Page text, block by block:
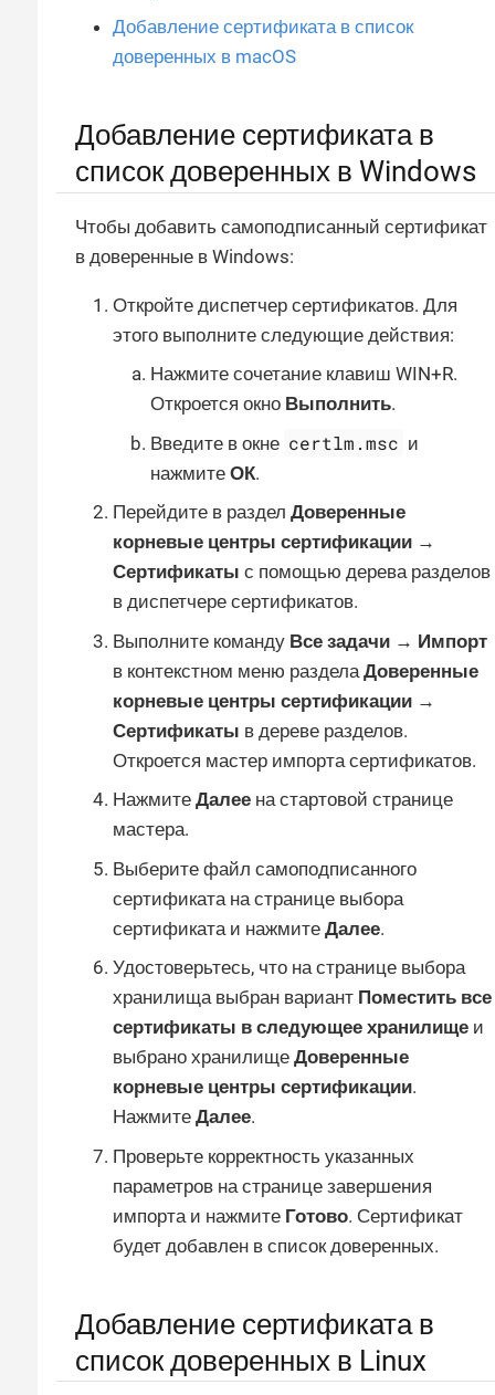
Добавление сертификата в список
доверенных в macOS
Добавление сертификата в
список доверенных в Windows
Чтобы добавить самоподписанный сертификат
в доверенные в Windows:
Откройте диспетчер сертификатов. Для
этого выполните следующие действия:
Нажмите сочетание клавиш WIN+R.
Откроется окно Выполнить.
Введите в окне certlm.msc и
нажмите ОК.
Перейдите в раздел Доверенные
корневые центры сертификации →
Сертификаты с помощью дерева разделов
в диспетчере сертификатов.
Выполните команду Все задачи → Импорт
в контекстном меню раздела Доверенные
корневые центры сертификации →
Сертификаты в дереве разделов.
Откроется мастер импорта сертификатов.
Нажмите Далее на стартовой странице
мастера.
Выберите файл самоподписанного
сертификата на странице выбора
сертификата и нажмите Далее.
Удостоверьтесь, что на странице выбора
хранилища выбран вариант Поместить все
сертификаты в следующее хранилище и
выбрано хранилище Доверенные
корневые центры сертификации.
Нажмите Далее.
Проверьте корректность указанных
параметров на странице завершения
импорта и нажмите Готово. Сертификат
будет добавлен в список доверенных.
Добавление сертификата в
список доверенных в Linux